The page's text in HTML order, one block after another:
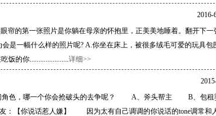
2016-
的第一张照片是你躺在母亲的怀抱里，正美美地睡着。翻开下一
是一幅什么样的照片呢? A.你坐在床上，被很多绒毛可爱的玩具包
饭的你......................详细>>
门角色，哪一个你会抢破头的去争呢？ A、斧头帮主 B、包租
你说话惹人嫌】 因为太有自己调调的你说话的tone调常和